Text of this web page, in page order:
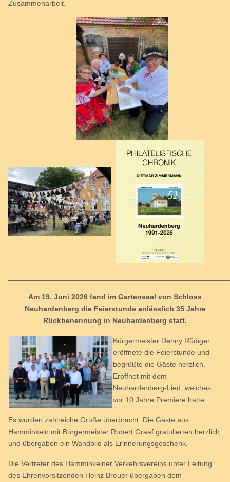
Zusammenarbeit.
Am 19. Juni 2026 fand im Gartensaal von Schloss
Neuhardenberg die Feierstunde anlässlich 35 Jahre
Rückbenennung in Neuhardenberg statt.
Bürgermeister Denny Rüdiger
eröffnete die Feierstunde und
begrüßte die Gäste herzlich.
Eröffnet mit dem
Neuhardenberg-Lied, welches
vor 10 Jahre Premiere hatte.
Es wurden zahlreiche Grüße überbracht. Die Gäste aus
Hamminkeln mit Bürgermeister Robert Graaf gratulierten herzlich
und übergaben ein Wandbild als Erinnerungsgeschenk.
Die Vertreter des Hamminkelner Verkehrsvereins unter Leitung
des Ehrenvorsitzenden Heinz Breuer übergaben dem